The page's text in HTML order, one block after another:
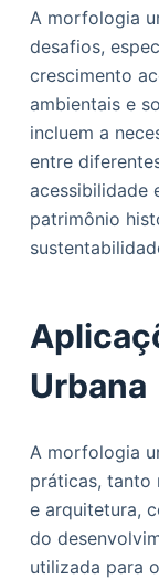
A morfologia
desafios,
crescimento
ambientais e
incluem a
entre
acessibilidade
patrimônio
Urbana
A morfologia
práticas, tanto
e arquitetura,
do
utilizada para